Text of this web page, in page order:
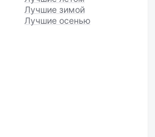
Лучшие зимой
Лучшие осенью